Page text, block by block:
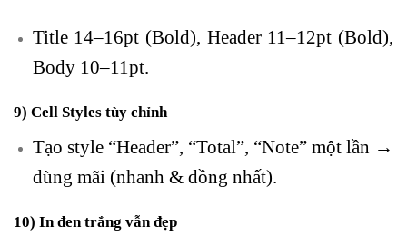
Title 14–16pt (Bold), Header 11–12pt (Bold),
Body 10–11pt.
9) Cell Styles tùy chỉnh
Tạo style “Header”, “Total”, “Note” một lần →
dùng mãi (nhanh & đồng nhất).
10) In đen trắng vẫn đẹp